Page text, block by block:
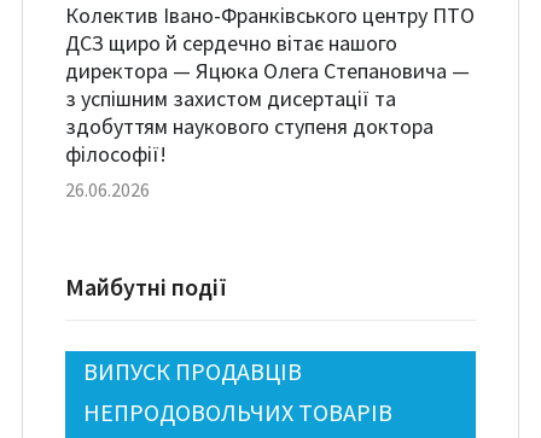
Колектив Івано-Франківського центру ПТО
ДСЗ щиро й сердечно вітає нашого
директора — Яцюка Олега Степановича —
з успішним захистом дисертації та
здобуттям наукового ступеня доктора
філософії!
26.06.2026
Майбутні події
ВИПУСК ПРОДАВЦІВ
НЕПРОДОВОЛЬЧИХ ТОВАРІВ